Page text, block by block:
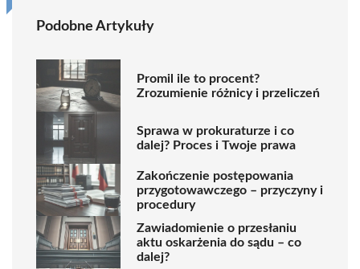
Podobne Artykuły
Promil ile to procent?
Zrozumienie różnicy i przeliczeń
Sprawa w prokuraturze i co
dalej? Proces i Twoje prawa
Zakończenie postępowania
przygotowawczego – przyczyny i
procedury
Zawiadomienie o przesłaniu
aktu oskarżenia do sądu – co
dalej?